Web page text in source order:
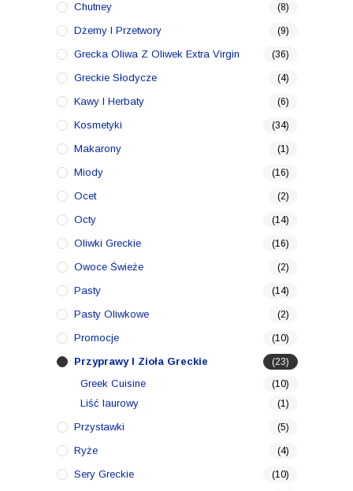
Chutney (8)
Dżemy I Przetwory (9)
Grecka Oliwa Z Oliwek Extra Virgin (36)
Greckie Słodycze (4)
Kawy I Herbaty (6)
Kosmetyki (34)
Makarony (1)
Miody (16)
Ocet (2)
Octy (14)
Oliwki Greckie (16)
Owoce Świeże (2)
Pasty (14)
Pasty Oliwkowe (2)
Promocje (10)
Przyprawy I Zioła Greckie (23)
Greek Cuisine (10)
Liść laurowy (1)
Przystawki (5)
Ryże (4)
Sery Greckie (10)